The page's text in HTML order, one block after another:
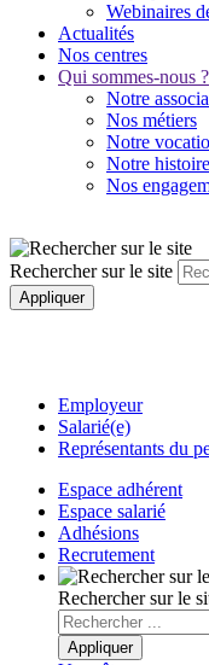
Webinaires
Actualités
Nos centres
Qui sommes-nous ?
Notre
Nos métiers
Notre
Notre histoire
Nos
Rechercher sur le site
Employeur
Salarié(e)
Représentants du
Espace adhérent
Espace salarié
Adhésions
Recrutement
Rechercher sur le